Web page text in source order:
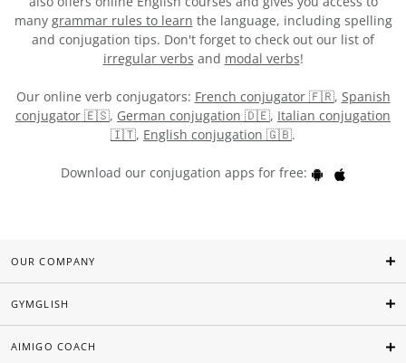
many grammar rules to learn the language, including spelling
and conjugation tips. Don't forget to check out our list of
irregular verbs and modal verbs!
Our online verb conjugators: French conjugator 🇫🇷, Spanish
conjugator 🇪🇸, German conjugation 🇩🇪, Italian conjugation
🇮🇹, English conjugation 🇬🇧.
Download our conjugation apps for free:
OUR COMPANY
GYMGLISH
AIMIGO COACH